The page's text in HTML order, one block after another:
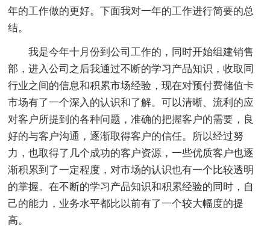
年的工作做的更好。下面我对一年的工作进行简要的总
结。
我是今年十月份到公司工作的，同时开始组建销售
部，进入公司之后我通过不断的学习产品知识，收取同
行业之间的信息和积累市场经验，现在对预付费储值卡
市场有了一个深入的认识和了解。可以清晰、流利的应
对客户所提到的各种问题，准确的把握客户的需要，良
好的与客户沟通，逐渐取得客户的信任。所以经过努
力，也取得了几个成功的客户资源，一些优质客户也逐
渐积累到了一定程度，对市场的认识也有一个比较透明
的掌握。在不断的学习产品知识和积累经验的同时，自
己的能力，业务水平都比以前有了一个较大幅度的提
高。